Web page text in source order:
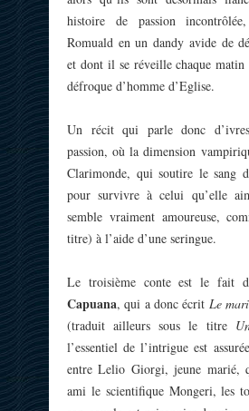
histoire de passion
Romuald en un dandy avide de
et dont il se réveille chaque
défroque d’homme d’Eglise.
Un récit qui parle donc
passion, où la dimension
Clarimonde, qui soutire le sang
pour survivre à celui qu’elle
semble vraiment amoureuse,
titre) à l’aide d’une seringue.
Le troisième conte est le fait
Capuana, qui a donc écrit Le
(traduit ailleurs sous le titre
l’essentiel de l’intrigue est
entre Lelio Giorgi, jeune marié,
ami le scientifique Mongeri, les